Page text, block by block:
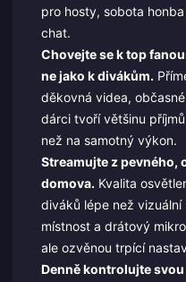
pro hosty, sobota
chat.
Chovejte se k top
ne jako k divákům.
děkovná videa,
dárci tvoří většinu
než na samotný výkon.
Streamujte z pevného,
domova. Kvalita
diváků lépe než
místnost a drátový
ale ozvěnou trpící
Denně kontrolujte